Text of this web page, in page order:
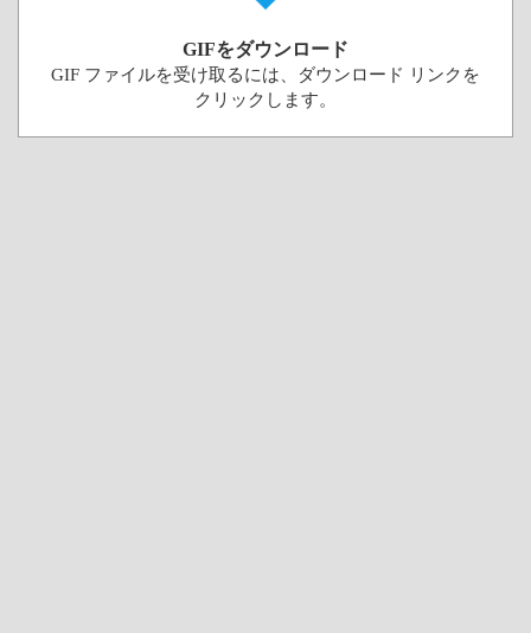
GIFをダウンロード
GIF ファイルを受け取るには、ダウンロード リンクを
クリックします。